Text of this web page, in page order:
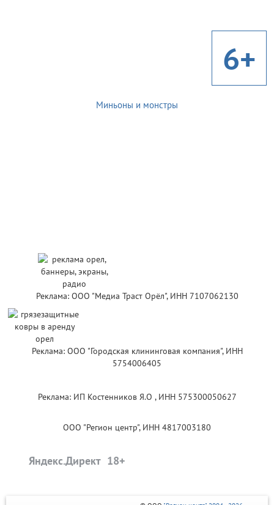
6+
Миньоны и монстры
Реклама: ООО "Медиа Траст Орёл", ИНН 7107062130
Реклама: ООО "Городская клининговая компания", ИНН
5754006405
Реклама: ИП Костенников Я.О , ИНН 575300050627
ООО "Регион центр", ИНН 4817003180
Яндекс.Директ